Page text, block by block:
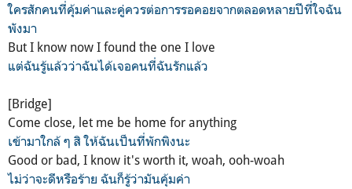
ใครสักคนที่คุ้มค่าและคู่ควรต่อการรอคอยจากตลอดหลายปีที่ใจฉัน
พังมา
But I know now I found the one I love
แต่ฉันรู้แล้วว่าฉันได้เจอคนที่ฉันรักแล้ว
[Bridge]
Come close, let me be home for anything
เข้ามาใกล้ ๆ สิ ให้ฉันเป็นที่พักพิงนะ
Good or bad, I know it's worth it, woah, ooh-woah
ไม่ว่าจะดีหรือร้าย ฉันก็รู้ว่ามันคุ้มค่า